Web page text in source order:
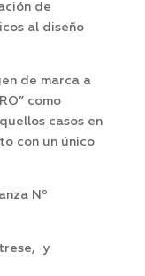
de
al diseño
de marca a
como
casos en
con un único
Nº
y